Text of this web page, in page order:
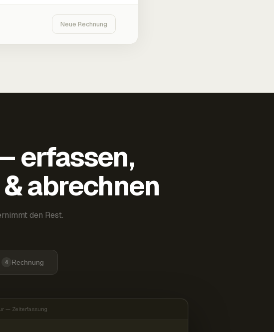
Neue Rechnung
erfassen,
abrechnen
den Rest.
4 Rechnung
— Zeiterfassung